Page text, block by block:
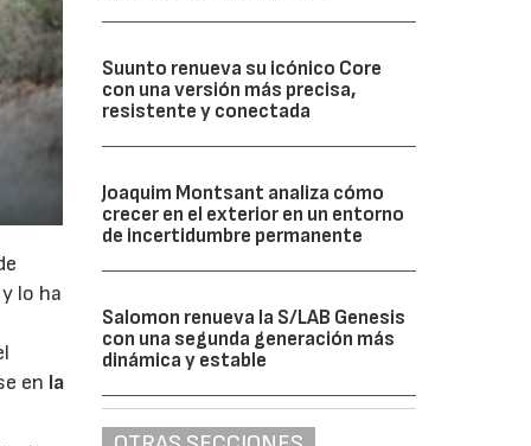
lo ha
en la
Suunto renueva su icónico Core
con una versión más precisa,
resistente y conectada
Joaquim Montsant analiza cómo
crecer en el exterior en un entorno
de incertidumbre permanente
Salomon renueva la S/LAB Genesis
con una segunda generación más
dinámica y estable